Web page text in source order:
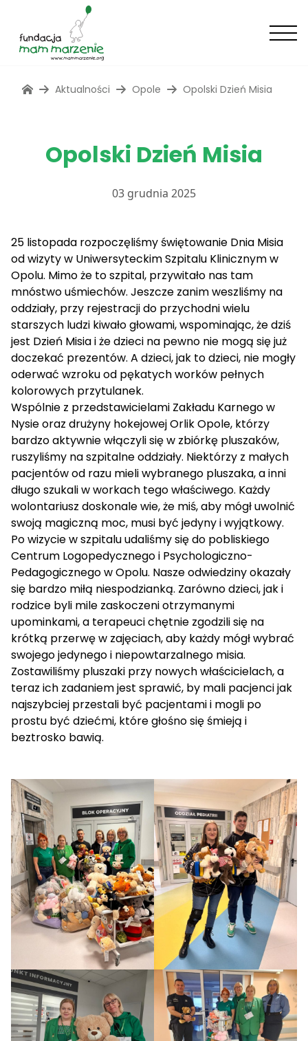
Aktualności Opole Opolski Dzień Misia
Opolski Dzień Misia
03 grudnia 2025
25 listopada rozpoczęliśmy świętowanie Dnia Misia
od wizyty w Uniwersyteckim Szpitalu Klinicznym w
Opolu. Mimo że to szpital, przywitało nas tam
mnóstwo uśmiechów. Jeszcze zanim weszliśmy na
oddziały, przy rejestracji do przychodni wielu
starszych ludzi kiwało głowami, wspominając, że dziś
jest Dzień Misia i że dzieci na pewno nie mogą się już
doczekać prezentów. A dzieci, jak to dzieci, nie mogły
oderwać wzroku od pękatych worków pełnych
kolorowych przytulanek.
Wspólnie z przedstawicielami Zakładu Karnego w
Nysie oraz drużyny hokejowej Orlik Opole, którzy
bardzo aktywnie włączyli się w zbiórkę pluszaków,
ruszyliśmy na szpitalne oddziały. Niektórzy z małych
pacjentów od razu mieli wybranego pluszaka, a inni
długo szukali w workach tego właściwego. Każdy
wolontariusz doskonale wie, że miś, aby mógł uwolnić
swoją magiczną moc, musi być jedyny i wyjątkowy.
Po wizycie w szpitalu udaliśmy się do pobliskiego
Centrum Logopedycznego i Psychologiczno-
Pedagogicznego w Opolu. Nasze odwiedziny okazały
się bardzo miłą niespodzianką. Zarówno dzieci, jak i
rodzice byli mile zaskoczeni otrzymanymi
upominkami, a terapeuci chętnie zgodzili się na
krótką przerwę w zajęciach, aby każdy mógł wybrać
swojego jedynego i niepowtarzalnego misia.
Zostawiliśmy pluszaki przy nowych właścicielach, a
teraz ich zadaniem jest sprawić, by mali pacjenci jak
najszybciej przestali być pacjentami i mogli po
prostu być dziećmi, które głośno się śmieją i
beztrosko bawią.